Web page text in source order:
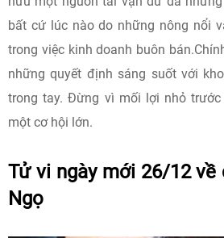
bất cứ lúc nào do những nông nổi
trong việc kinh doanh buôn
những quyết định sáng suốt với
trong tay. Đừng vì mối lợi nhỏ
một cơ hội lớn.
Tử vi ngày mới 26/12 về
Ngọ